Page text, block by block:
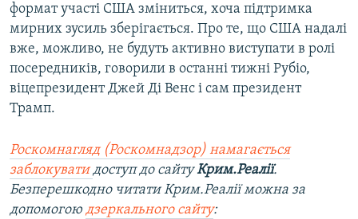
формат участі США зміниться, хоча підтримка
мирних зусиль зберігається. Про те, що США надалі
вже, можливо, не будуть активно виступати в ролі
посередників, говорили в останні тижні Рубіо,
віцепрезидент Джей Ді Венс і сам президент
Трамп.
Роскомнагляд (Роскомнадзор) намагається
заблокувати доступ до сайтуКрим.Реалії.
Безперешкодно читати Крим.Реалії можна за
допомогою дзеркального сайту: